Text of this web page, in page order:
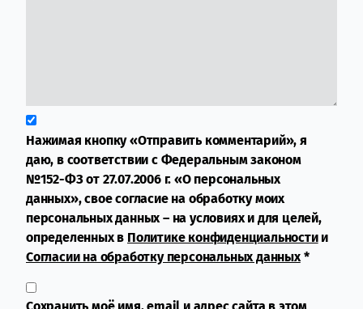
Нажимая кнопку «Отправить комментарий», я
даю, в соответствии с Федеральным законом
№152-ФЗ от 27.07.2006 г. «О персональных
данных», свое согласие на обработку моих
персональных данных – на условиях и для целей,
определенных в Политике конфиденциальностии
Согласии на обработку персональных данных*